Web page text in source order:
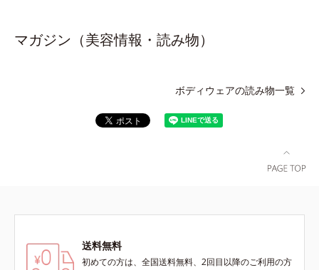
マガジン（美容情報・読み物）
ボディウェアの読み物一覧
送料無料
初めての方は、全国送料無料、2回目以降のご利用の方